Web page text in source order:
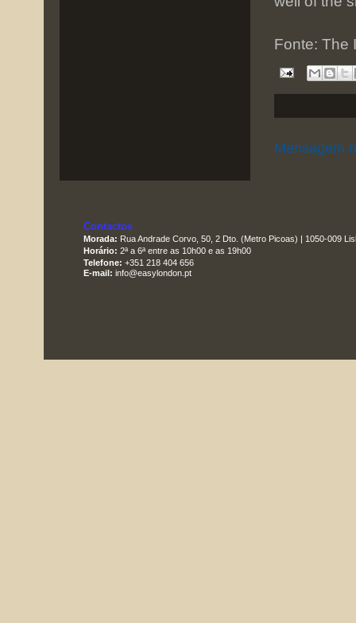
Fonte: The
Mensagem
Contactos
Morada: Rua Andrade Corvo, 50, 2 Dto. (Metro Picoas) | 1050-009
Horário: 2ª a 6ª entre as 10h00 e as 19h00
Telefone: +351 218 404 656
E-mail: info@easylondon.pt